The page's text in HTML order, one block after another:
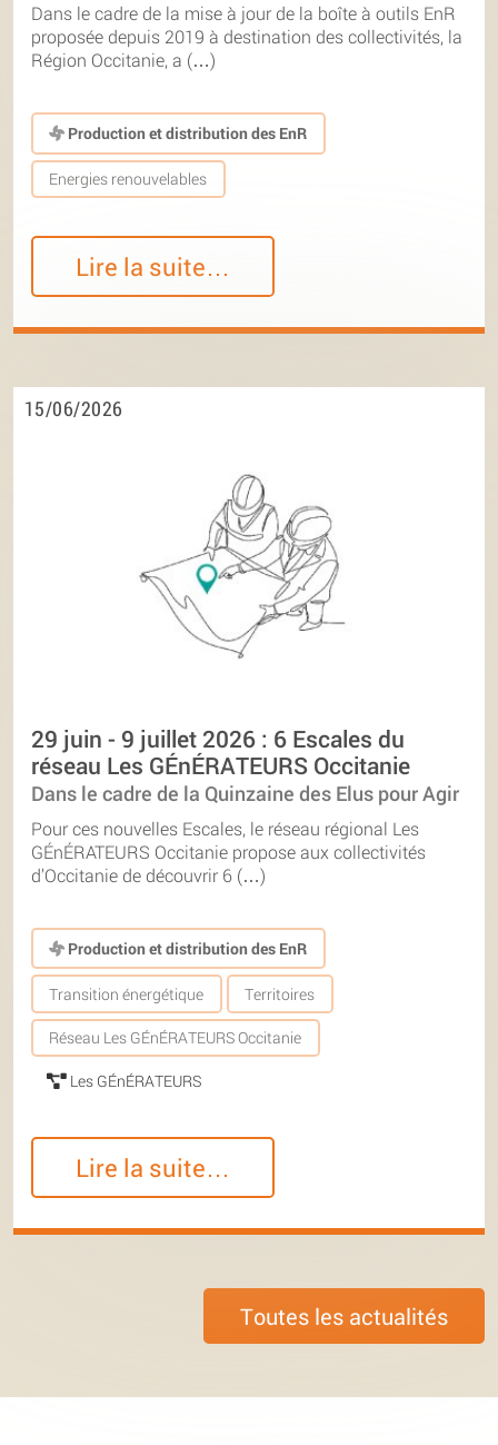
Dans le cadre de la mise à jour de la boîte à outils EnR
proposée depuis 2019 à destination des collectivités, la
Région Occitanie, a (…)
Production et distribution des EnR
Energies renouvelables
Lire la suite…
15/06/2026
29 juin - 9 juillet 2026 : 6 Escales du
réseau Les GÉnÉRATEURS Occitanie
Dans le cadre de la Quinzaine des Elus pour Agir
Pour ces nouvelles Escales, le réseau régional Les
GÉnÉRATEURS Occitanie propose aux collectivités
d’Occitanie de découvrir 6 (…)
Production et distribution des EnR
Transition énergétique Territoires
Réseau Les GÉnÉRATEURS Occitanie
Les GÉnÉRATEURS
Lire la suite…
Toutes les actualités